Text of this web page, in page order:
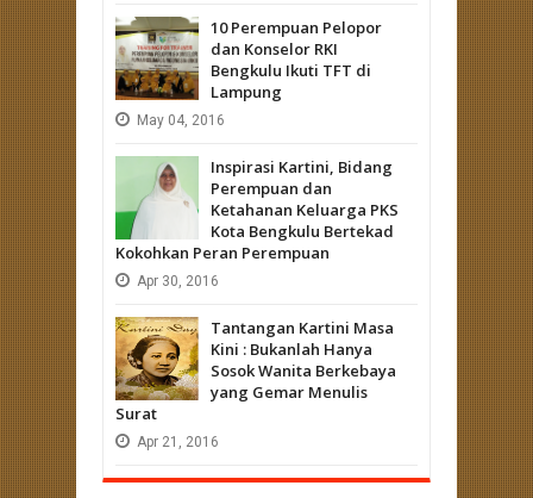
10 Perempuan Pelopor
dan Konselor RKI
Bengkulu Ikuti TFT di
Lampung
May 04, 2016
Inspirasi Kartini, Bidang
Perempuan dan
Ketahanan Keluarga PKS
Kota Bengkulu Bertekad
Kokohkan Peran Perempuan
Apr 30, 2016
Tantangan Kartini Masa
Kini : Bukanlah Hanya
Sosok Wanita Berkebaya
yang Gemar Menulis
Surat
Apr 21, 2016